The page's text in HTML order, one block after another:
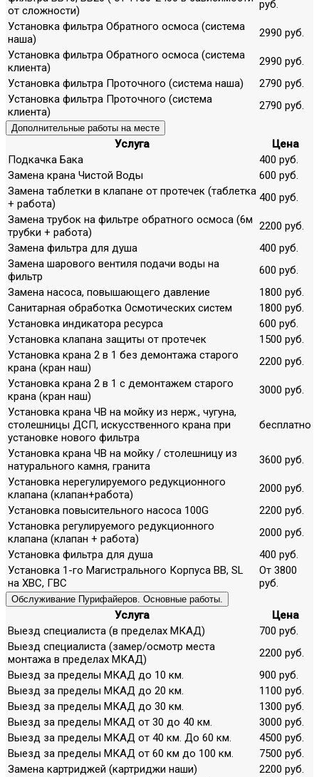
от сложности)
руб.
Установка фильтра Обратного осмоса (система
наша)
2990 руб.
Установка фильтра Обратного осмоса (система
клиента)
2990 руб.
Установка фильтра Проточного (система наша)
2790 руб.
Установка фильтра Проточного (система
клиента)
2790 руб.
Дополнительные работы на месте
Услуга
Цена
Подкачка Бака
400 руб.
Замена крана Чистой Воды
600 руб.
Замена таблетки в клапане от протечек (таблетка
+ работа)
400 руб.
Замена трубок на фильтре обратного осмоса (6м
трубки + работа)
2200 руб.
Замена фильтра для душа
400 руб.
Замена шарового вентиля подачи воды на
фильтр
600 руб.
Замена насоса, повышающего давление
1800 руб.
Санитарная обработка Осмотических систем
1800 руб.
Установка индикатора ресурса
600 руб.
Установка клапана защиты от протечек
1500 руб.
Установка крана 2 в 1 без демонтажа старого
крана (кран наш)
2200 руб.
Установка крана 2 в 1 с демонтажем старого
крана (кран наш)
3000 руб.
Установка крана ЧВ на мойку из нерж., чугуна,
столешницы ДСП, искусственного крана при
установке нового фильтра
бесплатно
Установка крана ЧВ на мойку / столешницу из
натурального камня, гранита
3600 руб.
Установка нерегулируемого редукционного
клапана (клапан+работа)
2000 руб.
Установка повысительного насоса 100G
2200 руб.
Установка регулируемого редукционного
клапана (клапан + работа)
2000 руб.
Установка фильтра для душа
400 руб.
Установка 1-го Магистрального Корпуса ВВ, SL
на ХВС, ГВС
От 3800
руб.
Обслуживание Пурифайеров. Основные работы.
Услуга
Цена
Выезд специалиста (в пределах МКАД)
700 руб.
Выезд специалиста (замер/осмотр места
монтажа в пределах МКАД)
2200 руб.
Выезд за пределы МКАД до 10 км.
900 руб.
Выезд за пределы МКАД до 20 км.
1100 руб.
Выезд за пределы МКАД до 30 км.
1300 руб.
Выезд за пределы МКАД от 30 до 40 км.
3000 руб.
Выезд за пределы МКАД от 40 км. До 60 км.
4500 руб.
Выезд за пределы МКАД от 60 км до 100 км.
7500 руб.
Замена картриджей (картриджи наши)
2200 руб.